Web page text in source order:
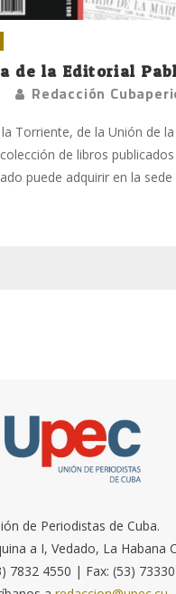
de la Editorial
Redacción
Torriente, de la Unión de
de libros
puede adquirir en la sede
de Periodistas de Cuba.
a I, Vedado, La Habana
7832 4550 | Fax: (53)